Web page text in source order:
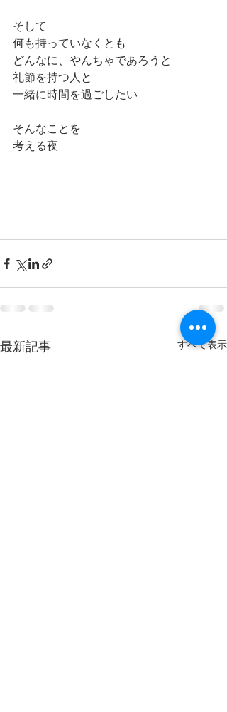
そして
何も持っていなくとも
どんなに、やんちゃであろうと
礼節を持つ人と
一緒に時間を過ごしたい
そんなことを
考える夜
最新記事 すべて表示